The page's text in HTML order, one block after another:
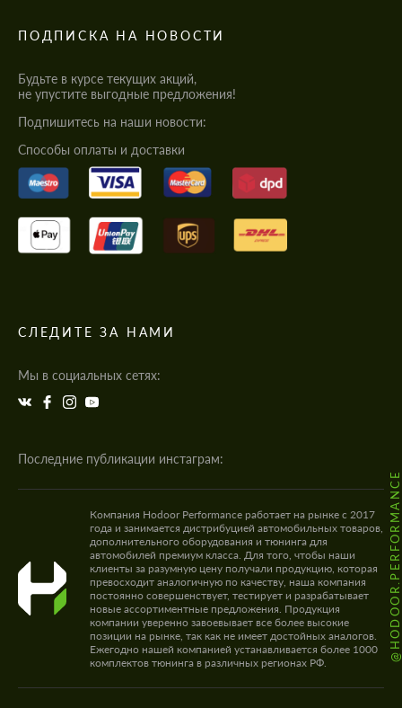
ПОДПИСКА НА НОВОСТИ
Будьте в курсе текущих акций,
не упустите выгодные предложения!
Подпишитесь на наши новости:
Cпособы оплаты и доставки
СЛЕДИТЕ ЗА НАМИ
Мы в социальных сетях:
Последние публикации инстаграм:
@HODOOR.PERFORMANCE
Компания Hodoor Performance работает на рынке с 2017
года и занимается дистрибуцией автомобильных товаров,
дополнительного оборудования и тюнинга для
автомобилей премиум класса. Для того, чтобы наши
клиенты за разумную цену получали продукцию, которая
превосходит аналогичную по качеству, наша компания
постоянно совершенствует, тестирует и разрабатывает
новые ассортиментные предложения. Продукция
компании уверенно завоевывает все более высокие
позиции на рынке, так как не имеет достойных аналогов.
Ежегодно нашей компанией устанавливается более 1000
комплектов тюнинга в различных регионах РФ.